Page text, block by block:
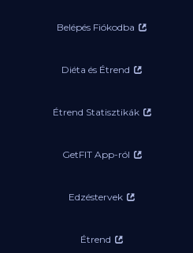
Belépés Fiókodba
Diéta és Étrend
Étrend Statisztikák
GetFIT App-ról
Edzéstervek
Étrend